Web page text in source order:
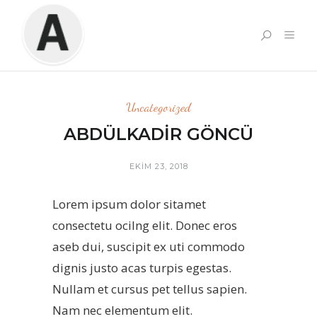
Uncategorized
ABDÜLKADIR GÖNCÜ
EKIM 23, 2018
Lorem ipsum dolor sitamet
consectetu ocilng elit. Donec eros
aseb dui, suscipit ex uti commodo
dignis justo acas turpis egestas.
Nullam et cursus pet tellus sapien.
Nam nec elementum elit.